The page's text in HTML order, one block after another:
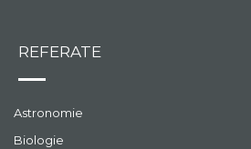
REFERATE
Astronomie
Biologie